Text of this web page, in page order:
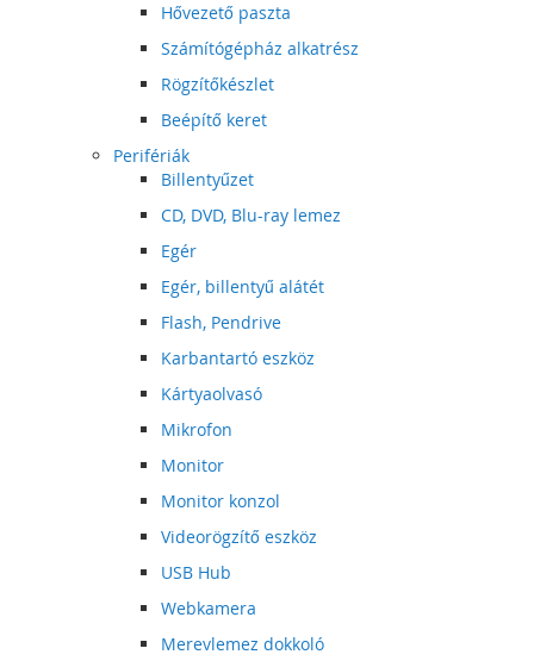
Hővezető paszta
Számítógépház alkatrész
Rögzítőkészlet
Beépítő keret
Perifériák
Billentyűzet
CD, DVD, Blu-ray lemez
Egér
Egér, billentyű alátét
Flash, Pendrive
Karbantartó eszköz
Kártyaolvasó
Mikrofon
Monitor
Monitor konzol
Videorögzítő eszköz
USB Hub
Webkamera
Merevlemez dokkoló